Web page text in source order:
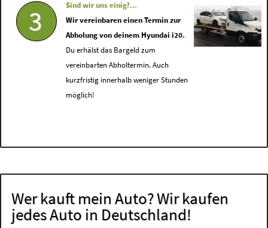
3
Sind wir uns einig?...
Wir vereinbaren einen Termin zur
Abholung von deinem Hyundai i20.
Du erhälst das Bargeld zum
vereinbarten Abholtermin. Auch
kurzfristig innerhalb weniger Stunden
möglich!
Wer kauft mein Auto? Wir kaufen
jedes Auto in Deutschland!